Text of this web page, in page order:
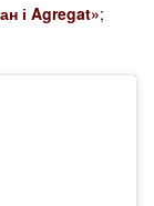
і Agregat»;